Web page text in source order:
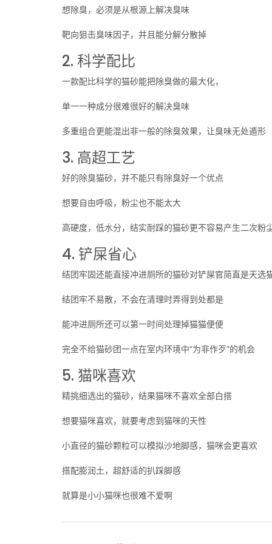
想除臭，必须是从根源上解决臭味
靶向狙击臭味因子，并且能分解分散掉
2. 科学配比
一款配比科学的猫砂能把除臭做的最大化，
单一一种成分很难很好的解决臭味
多重组合更能混出非一般的除臭效果，让臭味无处遁形
3. 高超工艺
好的除臭猫砂，并不能只有除臭好一个优点
想要自由呼吸，粉尘也不能太大
高硬度，低水分，结实耐踩的猫砂更不容易产生二次粉
4. 铲屎省心
结团牢固还能直接冲进厕所的猫砂对铲屎官简直是天选
结团牢不易散，不会在清理时弄得到处都是
能冲进厕所还可以第一时间处理掉猫猫便便
完全不给猫砂团一点在室内环境中“为非作歹”的机会
5. 猫咪喜欢
精挑细选出的猫砂，结果猫咪不喜欢全部白搭
想要猫咪喜欢，就要考虑到猫咪的天性
小直径的猫砂颗粒可以模拟沙地脚感，猫咪会更喜欢
搭配膨润土，超舒适的扒踩脚感
就算是小小猫咪也很难不爱啊